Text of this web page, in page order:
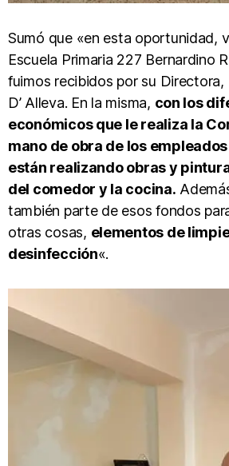
Sumó que «en esta oportunidad,
Escuela Primaria 227 Bernardino
fuimos recibidos por su Directora,
D’ Alleva. En la misma, con los
económicos que le realiza la
mano de obra de los
están realizando obras y
del comedor y la cocina.
también parte de esos fondos
otras cosas, elementos de
desinfección«.